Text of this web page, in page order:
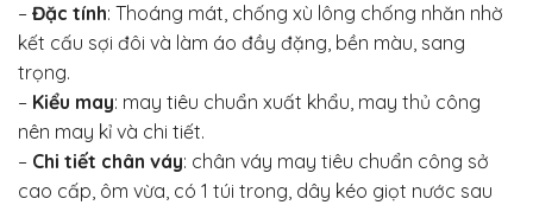
– Đặc tính: Thoáng mát, chống xù lông chống nhăn nhờ
kết cấu sợi đôi và làm áo đầy đặng, bền màu, sang
trọng.
– Kiểu may: may tiêu chuẩn xuất khẩu, may thủ công
nên may kỉ và chi tiết.
– Chi tiết chân váy: chân váy may tiêu chuẩn công sở
cao cấp, ôm vừa, có 1 túi trong, dây kéo giọt nước sau